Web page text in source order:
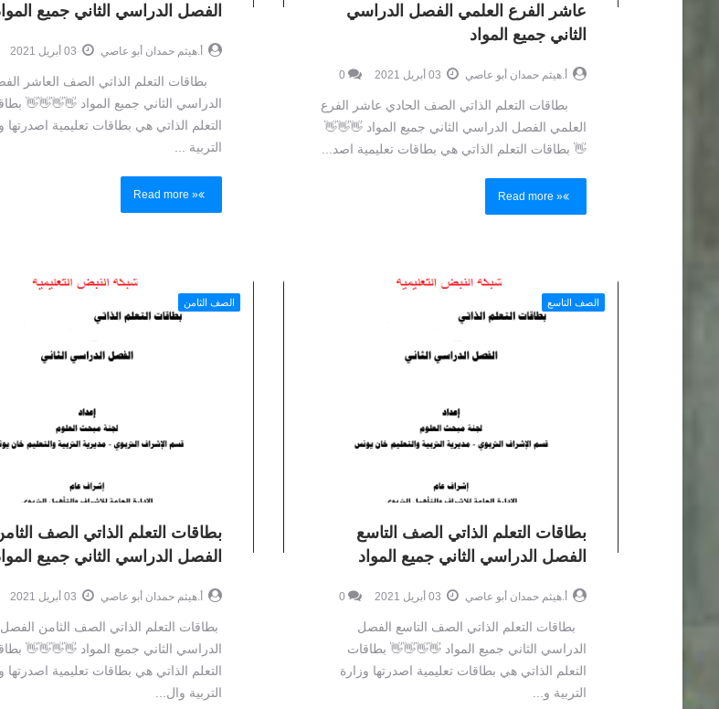
عاشر الفرع العلمي الفصل الدراسي
الثاني جميع المواد
أ.هيثم حمدان أبو عاصي 0
بطاقات التعلم الذاتي الصف الحادي عاشر الفرع
العلمي الفصل الدراسي الثاني جميع المواد 👋👋👋
👋 بطاقات التعلم الذاتي هي بطاقات تعليمية اصد...
Read more »
الفصل الدراسي الثاني جميع
أ.هيثم حمدان أبو عاصي
بطاقات التعلم الذاتي الصف العاشر
الدراسي الثاني جميع المواد 👋👋👋👋
التعلم الذاتي هي بطاقات تعليمية اصدرتها
التربية ...
Read more »
الصف التاسع
بطاقات التعلم الذاتي الصف التاسع
الفصل الدراسي الثاني جميع المواد
أ.هيثم حمدان أبو عاصي 0
بطاقات التعلم الذاتي الصف التاسع الفصل
الدراسي الثاني جميع المواد 👋👋👋👋 بطاقات
التعلم الذاتي هي بطاقات تعليمية اصدرتها وزارة
التربية و...
الصف الثامن
بطاقات التعلم الذاتي الصف
الفصل الدراسي الثاني جميع
أ.هيثم حمدان أبو عاصي
بطاقات التعلم الذاتي الصف الثامن الفصل
الدراسي الثاني جميع المواد 👋👋👋👋
التعلم الذاتي هي بطاقات تعليمية اصدرتها
التربية وال...